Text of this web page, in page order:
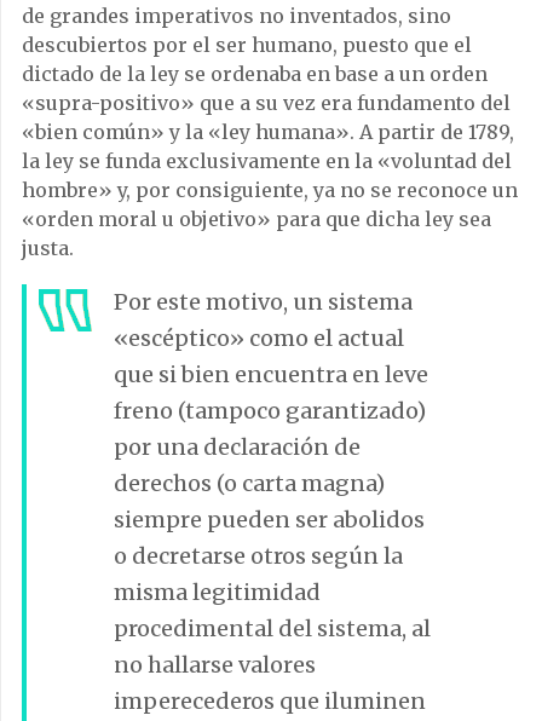
de grandes imperativos no inventados, sino
descubiertos por el ser humano, puesto que el
dictado de la ley se ordenaba en base a un orden
«supra-positivo» que a su vez era fundamento del
«bien común» y la «ley humana». A partir de 1789,
la ley se funda exclusivamente en la «voluntad del
hombre» y, por consiguiente, ya no se reconoce un
«orden moral u objetivo» para que dicha ley sea
justa.
Por este motivo, un sistema
«escéptico» como el actual
que si bien encuentra en leve
freno (tampoco garantizado)
por una declaración de
derechos (o carta magna)
siempre pueden ser abolidos
o decretarse otros según la
misma legitimidad
procedimental del sistema, al
no hallarse valores
imperecederos que iluminen